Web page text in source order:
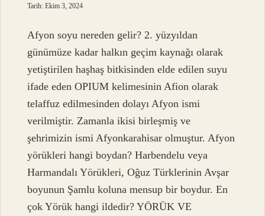
Tarih: Ekim 3, 2024
Afyon soyu nereden gelir? 2. yüzyıldan
günümüze kadar halkın geçim kaynağı olarak
yetiştirilen haşhaş bitkisinden elde edilen suyu
ifade eden OPIUM kelimesinin Afion olarak
telaffuz edilmesinden dolayı Afyon ismi
verilmiştir. Zamanla ikisi birleşmiş ve
şehrimizin ismi Afyonkarahisar olmuştur. Afyon
yörükleri hangi boydan? Harbendelu veya
Harmandalı Yörükleri, Oğuz Türklerinin Avşar
boyunun Şamlu koluna mensup bir boydur. En
çok Yörük hangi ildedir? YÖRÜK VE